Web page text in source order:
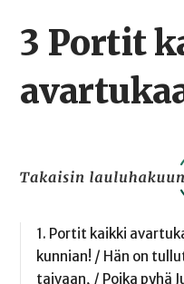
3 Portit
1. Portit kaikki
kunnian! / Hän on
taivaan, / Poika pyhä